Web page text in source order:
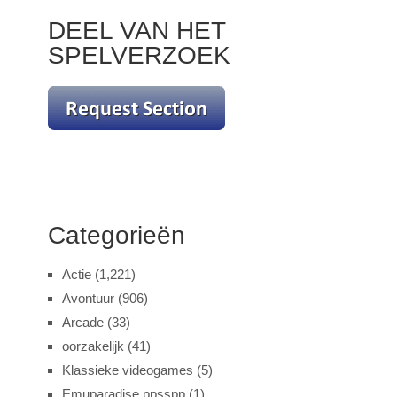
DEEL VAN HET
SPELVERZOEK
Categorieën
Actie(1,221)
Avontuur(906)
Arcade(33)
oorzakelijk (41)
Klassieke videogames (5)
Emuparadise ppsspp(1)